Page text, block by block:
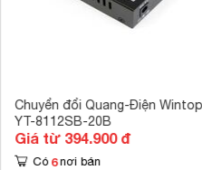
Chuyển đổi Quang-Điện Wintop
YT-8112SB-20B
Giá từ 394.900 đ
Có 6 nơi bán